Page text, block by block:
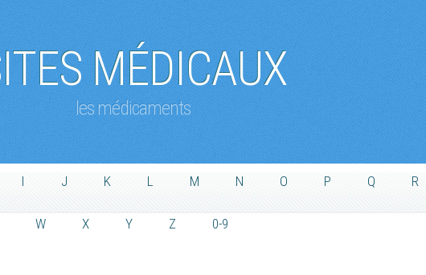
MÉDICAUX
les médicaments
I J K L M N O P Q R
W X Y Z 0-9